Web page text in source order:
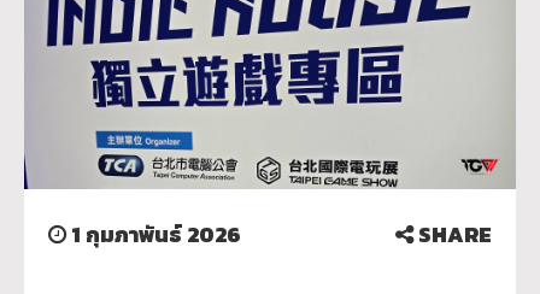
1 กุมภาพันธ์ 2026 SHARE